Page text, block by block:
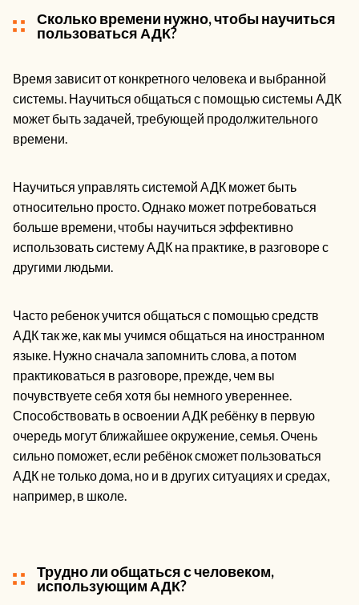
Сколько времени нужно, чтобы научиться
пользоваться АДК?
Время зависит от конкретного человека и выбранной
системы. Научиться общаться с помощью системы АДК
может быть задачей, требующей продолжительного
времени.
Научиться управлять системой АДК может быть
относительно просто. Однако может потребоваться
больше времени, чтобы научиться эффективно
использовать систему АДК на практике, в разговоре с
другими людьми.
Часто ребенок учится общаться с помощью средств
АДК так же, как мы учимся общаться на иностранном
языке. Нужно сначала запомнить слова, а потом
практиковаться в разговоре, прежде, чем вы
почувствуете себя хотя бы немного увереннее.
Способствовать в освоении АДК ребёнку в первую
очередь могут ближайшее окружение, семья. Очень
сильно поможет, если ребёнок сможет пользоваться
АДК не только дома, но и в других ситуациях и средах,
например, в школе.
Трудно ли общаться с человеком,
использующим АДК?